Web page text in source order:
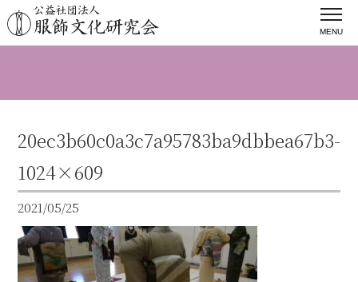
MENU
20ec3b60c0a3c7a95783ba9dbbea67b3-
1024×609
2021/05/25